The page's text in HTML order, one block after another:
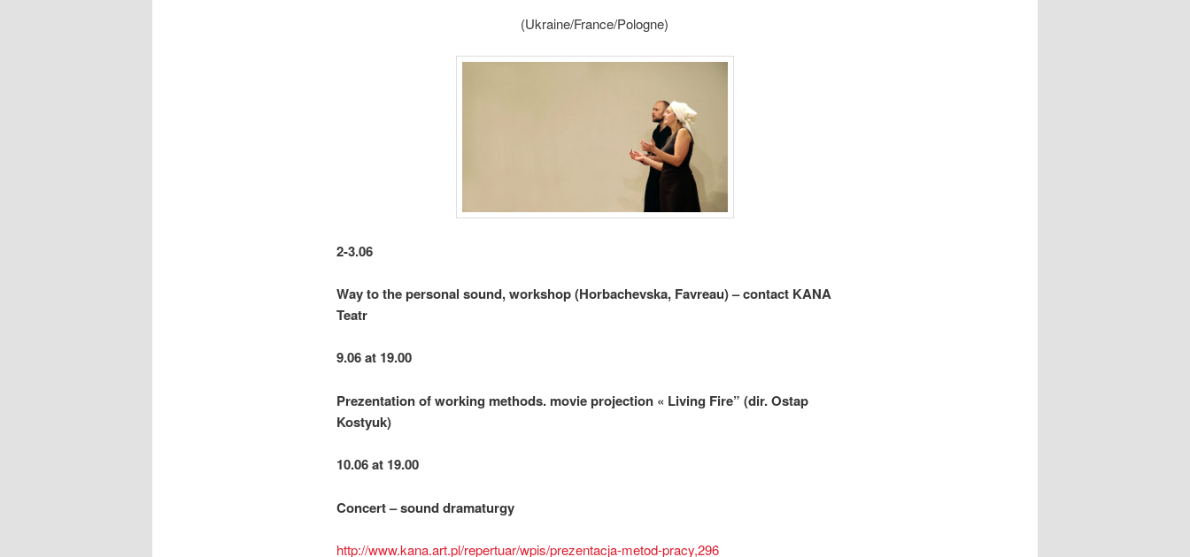
(Ukraine/France/Pologne)
2-3.06
Way to the personal sound, workshop (Horbachevska, Favreau) – contact KANA
Teatr
9.06 at 19.00
Prezentation of working methods. movie projection « Living Fire” (dir. Ostap
Kostyuk)
10.06 at 19.00
Concert – sound dramaturgy
http://www.kana.art.pl/repertuar/wpis/prezentacja-metod-pracy,296